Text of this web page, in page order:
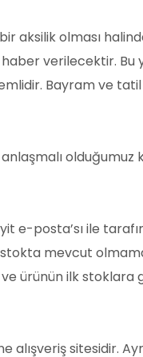
aksilik olması
verilecektir. Bu
Bayram ve
olduğumuz
e-posta’sı ile
mevcut
ürünün ilk stoklara
alışveriş sitesidir.